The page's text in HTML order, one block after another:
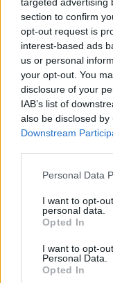
section to confirm
opt-out request is
interest-based ads
us or personal
your opt-out. You
disclosure of your
IAB’s list of
also be disclosed
Downstream
Personal Data
I want to opt-
personal data.
Opted In
I want to opt-
Personal Data.
Opted In
A
Az
9